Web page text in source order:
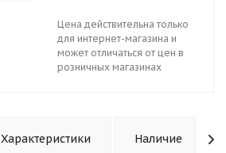
Цена действительна только
для интернет-магазина и
может отличаться от цен в
розничных магазинах
Характеристики Наличие